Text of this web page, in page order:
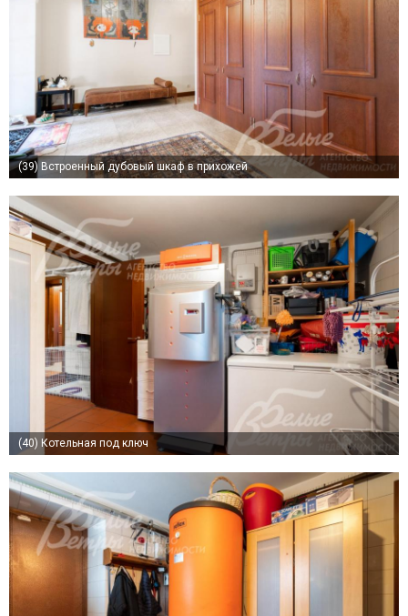
(39) Встроенный дубовый шкаф в прихожей
(40) Котельная под ключ